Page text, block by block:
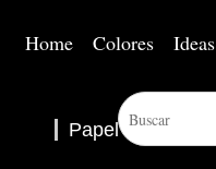
Home Colores Ideas
Papel Pintado